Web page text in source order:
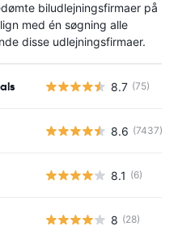
biludlejningsfirmaer på
med én søgning alle
disse udlejningsfirmaer.
8.7 (75)
8.6 (7437)
8.1 (6)
8 (28)